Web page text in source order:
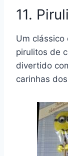
11.
Um
pirulitos de
divertido
carinhas